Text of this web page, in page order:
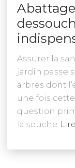
Assurer la
jardin passe
arbres dont
une fois
question
la souche